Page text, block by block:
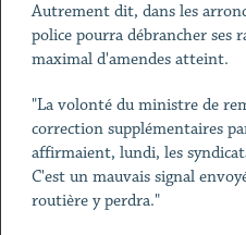
Autrement dit, dans les
police pourra débrancher ses
maximal d'amendes atteint.
"La volonté du ministre de
correction supplémentaires
affirmaient, lundi, les
C'est un mauvais signal
routière y perdra."